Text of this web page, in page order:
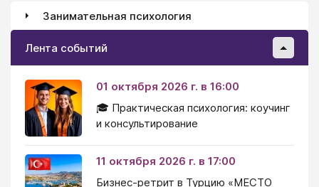
Занимательная психология
Лента событий
01 октября 2026 г. в 16:00
🎓 Практическая психология: коучинг
и консультирование
11 октября 2026 г. в 17:00
Бизнес-ретрит в Турцию «МЕСТО